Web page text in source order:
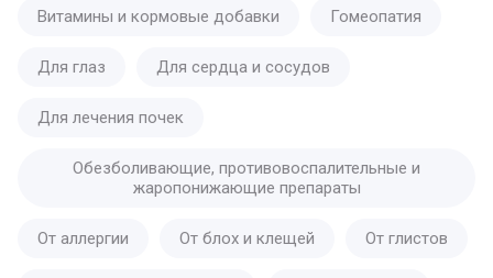
Витамины и кормовые добавки Гомеопатия
Для глаз Для сердца и сосудов
Для лечения почек
Обезболивающие, противовоспалительные и
жаропонижающие препараты
От аллергии От блох и клещей От глистов